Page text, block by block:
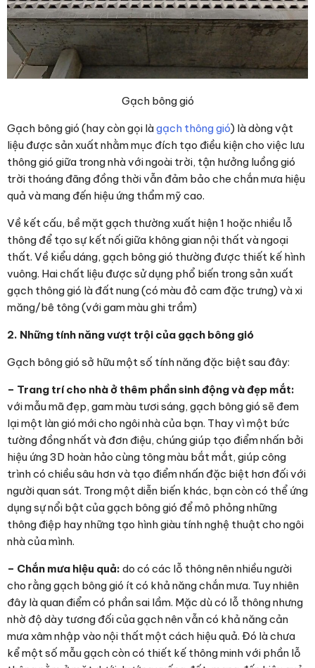
Gạch bông gió
Gạch bông gió (hay còn gọi làgạch thông gió) là dòng vật
liệu được sản xuất nhằm mục đích tạo điều kiện cho việc lưu
thông gió giữa trong nhà với ngoài trời, tận hưởng luồng gió
trời thoáng đãng đồng thời vẫn đảm bảo che chắn mưa hiệu
quả và mang đến hiệu ứng thẩm mỹ cao.
Về kết cấu, bề mặt gạch thường xuất hiện 1 hoặc nhiều lỗ
thông để tạo sự kết nối giữa không gian nội thất và ngoại
thất. Về kiểu dáng, gạch bông gió thường được thiết kế hình
vuông. Hai chất liệu được sử dụng phổ biến trong sản xuất
gạch thông gió là đất nung (có màu đỏ cam đặc trưng) và xi
măng/bê tông (với gam màu ghi trầm)
2. Những tính năng vượt trội của gạch bông gió
Gạch bông gió sở hữu một số tính năng đặc biệt sau đây:
– Trang trí cho nhà ở thêm phần sinh động và đẹp mắt:
với mẫu mã đẹp, gam màu tươi sáng, gạch bông gió sẽ đem
lại một làn gió mới cho ngôi nhà của bạn. Thay vì một bức
tường đồng nhất và đơn điệu, chúng giúp tạo điểm nhấn bởi
hiệu ứng 3D hoàn hảo cùng tông màu bắt mắt, giúp công
trình có chiều sâu hơn và tạo điểm nhấn đặc biệt hơn đối với
người quan sát. Trong một diễn biến khác, bạn còn có thể ứng
dụng sự nổi bật của gạch bông gió để mô phỏng những
thông điệp hay những tạo hình giàu tính nghệ thuật cho ngôi
nhà của mình.
– Chắn mưa hiệu quả: do có các lỗ thông nên nhiều người
cho rằng gạch bông gió ít có khả năng chắn mưa. Tuy nhiên
đây là quan điểm có phần sai lầm. Mặc dù có lỗ thông nhưng
nhờ độ dày tương đối của gạch nên vẫn có khả năng cản
mưa xâm nhập vào nội thất một cách hiệu quả. Đó là chưa
kể một số mẫu gạch còn có thiết kế thông minh với phần lỗ